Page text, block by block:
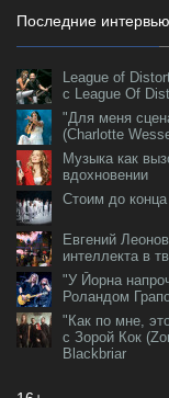
Последние интервью
League of
с League Of
"Для меня
(Charlotte
Музыка как
вдохновении
Стоим до
Евгений
интеллекта в
"У Йорна
Роландом
"Как по мне,
с Зорой Кок
Blackbriar